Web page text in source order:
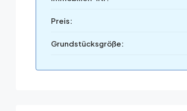
Preis:
Grundstücksgröße: